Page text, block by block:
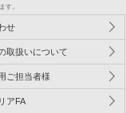
す。
せ
取扱いについて
ご担当者様
アFA